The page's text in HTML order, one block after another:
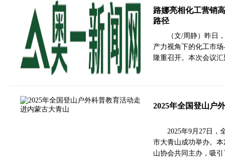
路娜亮相化工营销
路径
（文/周静）昨日
产力视角下的化工市
隆重召开。本次会议
2025年全国登山户
2025年9月27日，
市大青山成功举办。
山协会共同主办，吸